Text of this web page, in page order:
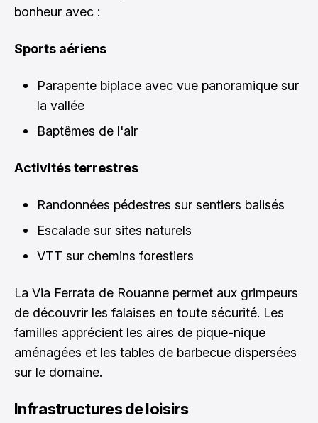
bonheur avec :
Sports aériens
Parapente biplace avec vue panoramique sur
la vallée
Baptêmes de l'air
Activités terrestres
Randonnées pédestres sur sentiers balisés
Escalade sur sites naturels
VTT sur chemins forestiers
La Via Ferrata de Rouanne permet aux grimpeurs
de découvrir les falaises en toute sécurité. Les
familles apprécient les aires de pique-nique
aménagées et les tables de barbecue dispersées
sur le domaine.
Infrastructures de loisirs